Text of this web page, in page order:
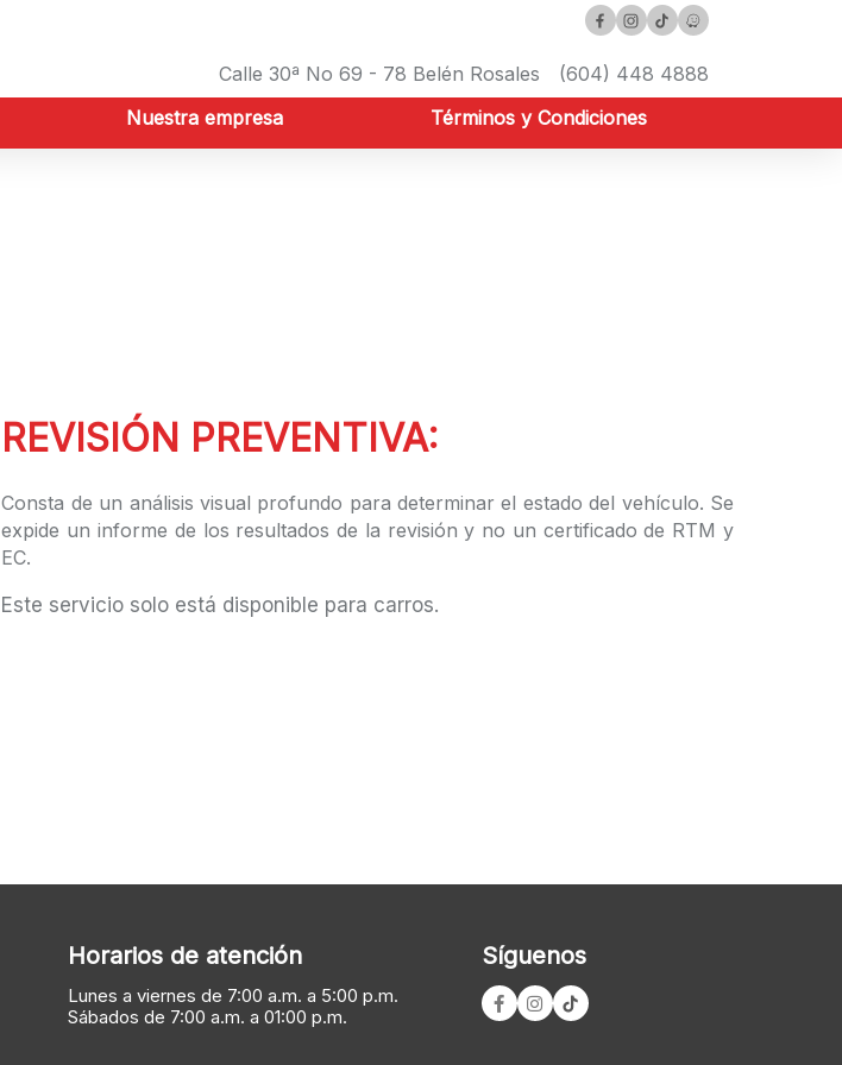
Calle 30ª No 69 - 78 Belén Rosales
(604) 448 4888
Nuestra empresa Términos y Condiciones
REVISIÓN PREVENTIVA:
Consta de un análisis visual profundo para determinar el estado del vehículo. Se
expide un informe de los resultados de la revisión y no un certificado de RTM y
EC.
Este servicio solo está disponible para carros.
Horarios de atención
Lunes a viernes de 7:00 a.m. a 5:00 p.m.
Sábados de 7:00 a.m. a 01:00 p.m.
Síguenos